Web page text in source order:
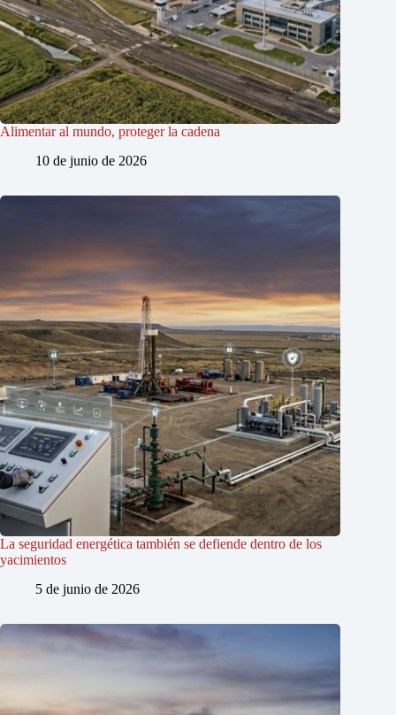
Alimentar al mundo, proteger la cadena
10 de junio de 2026
La seguridad energética también se defiende dentro de los
yacimientos
5 de junio de 2026